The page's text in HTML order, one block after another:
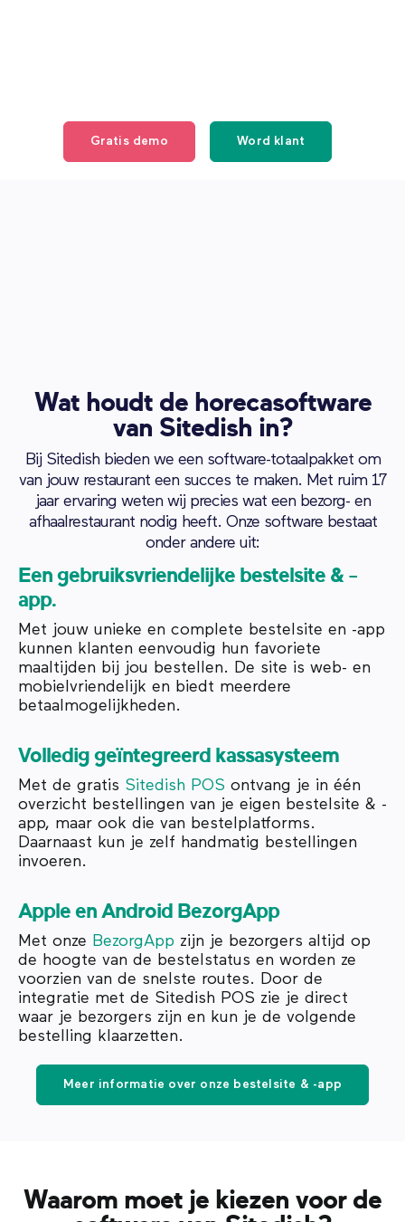
Gratis demo Word klant
Wat houdt de horecasoftware
van Sitedish in?
Bij Sitedish bieden we een software-totaalpakket om
van jouw restaurant een succes te maken. Met ruim 17
jaar ervaring weten wij precies wat een bezorg- en
afhaalrestaurant nodig heeft. Onze software bestaat
onder andere uit:
Een gebruiksvriendelijke bestelsite & -
app.
Met jouw unieke en complete bestelsite en -app
kunnen klanten eenvoudig hun favoriete
maaltijden bij jou bestellen. De site is web- en
mobielvriendelijk en biedt meerdere
betaalmogelijkheden.
Volledig geïntegreerd kassasysteem
Met de gratis Sitedish POS ontvang je in één
overzicht bestellingen van je eigen bestelsite & -
app, maar ook die van bestelplatforms.
Daarnaast kun je zelf handmatig bestellingen
invoeren.
Apple en Android BezorgApp
Met onze BezorgApp zijn je bezorgers altijd op
de hoogte van de bestelstatus en worden ze
voorzien van de snelste routes. Door de
integratie met de Sitedish POS zie je direct
waar je bezorgers zijn en kun je de volgende
bestelling klaarzetten.
Meer informatie over onze bestelsite & -app
Waarom moet je kiezen voor de